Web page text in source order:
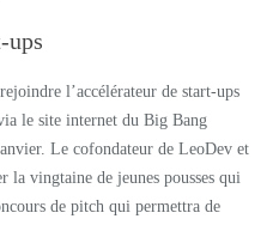
ups
l’accélérateur de start-ups
le site internet du Big Bang
Le cofondateur de LeoDev et
la vingtaine de jeunes pousses qui
de pitch qui permettra de